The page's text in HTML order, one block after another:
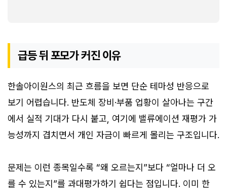
급등 뒤 포모가 커진 이유
한솔아이원스의 최근 흐름을 보면 단순 테마성 반응으로
보기 어렵습니다. 반도체 장비·부품 업황이 살아나는 구간
에서 실적 기대가 다시 붙고, 여기에 밸류에이션 재평가 가
능성까지 겹치면서 개인 자금이 빠르게 몰리는 구조입니다.
문제는 이런 종목일수록 “왜 오르는지”보다 “얼마나 더 오
를 수 있는지”를 과대평가하기 쉽다는 점입니다. 이미 한